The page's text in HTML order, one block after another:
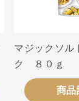
マジックソ
ク ８０ｇ
商品